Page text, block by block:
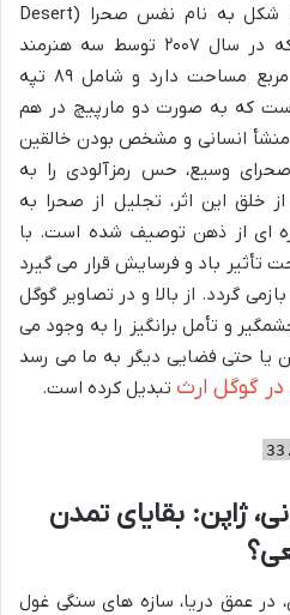
یک اثر هنری عظیم و مارپیچ شکل به نام نفس صحرا (Desert
Breath) قرار دارد. این سازه که در سال ۲۰۰۷ توسط سه هنرمند
یونانی خلق شد، ۱۰۰ هزار متر مربع مساحت دارد و شامل ۸۹ تپه
است که به صورت دو مارپیچ در هم
انسانی و مشخص بودن خالقین
وسیع، حس رمزآلودی را به
خلق این اثر، تجلیل از صحرا به
ای از ذهن توصیف شده است. با
تأثیر باد و فرسایش قرار می گیرد
گردد. از بالا و در تصاویر گوگل
و تأمل برانگیز را به وجود می
یا حتی فضایی دیگر به ما می رسد
گوگل ارث تبدیل کرده است.
ژاپن: بقایای تمدن
در عمق دریا، سازه های سنگی غول